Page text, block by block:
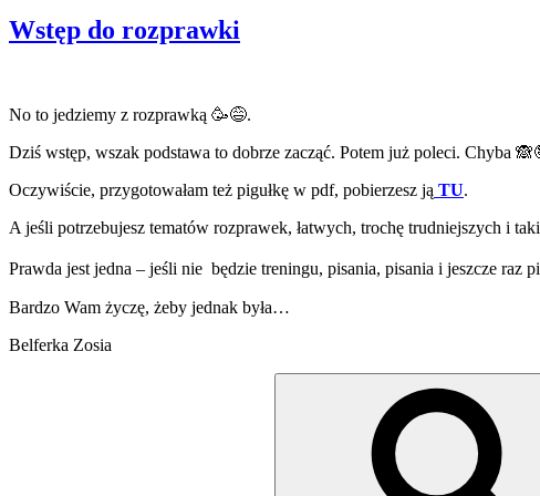
Wstęp do rozprawki
No to jedziemy z rozprawką 🥳😅.
Dziś wstęp, wszak podstawa to dobrze zacząć. Potem już poleci. Chyba
Oczywiście, przygotowałam też pigułkę w pdf, pobierzesz ją TU.
A jeśli potrzebujesz tematów rozprawek, łatwych, trochę trudniejszych i
Prawda jest jedna – jeśli nie będzie treningu, pisania, pisania i jeszcze raz
Bardzo Wam życzę, żeby jednak była…
Belferka Zosia